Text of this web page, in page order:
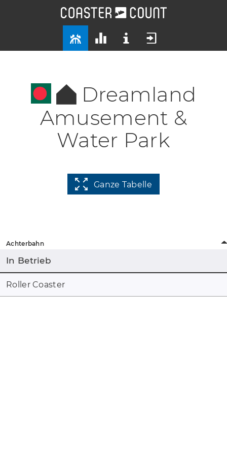
Dreamland
Amusement &
Water Park
Ganze Tabelle
Achterbahn
In Betrieb
Roller Coaster